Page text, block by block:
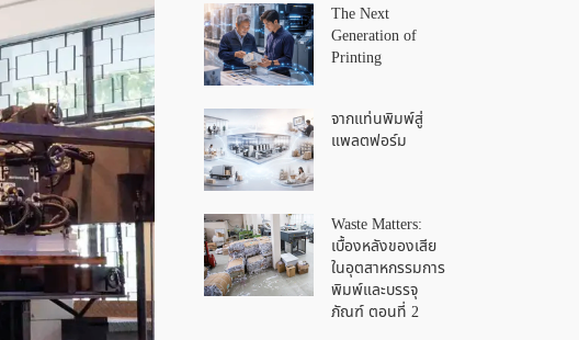
The Next
Generation of
Printing
จากแท่นพิมพ์สู่
แพลตฟอร์ม
Waste Matters:
เบื้องหลังของเสีย
ในอุตสาหกรรมการ
พิมพ์และบรรจุ
ภัณฑ์ ตอนที่ 2